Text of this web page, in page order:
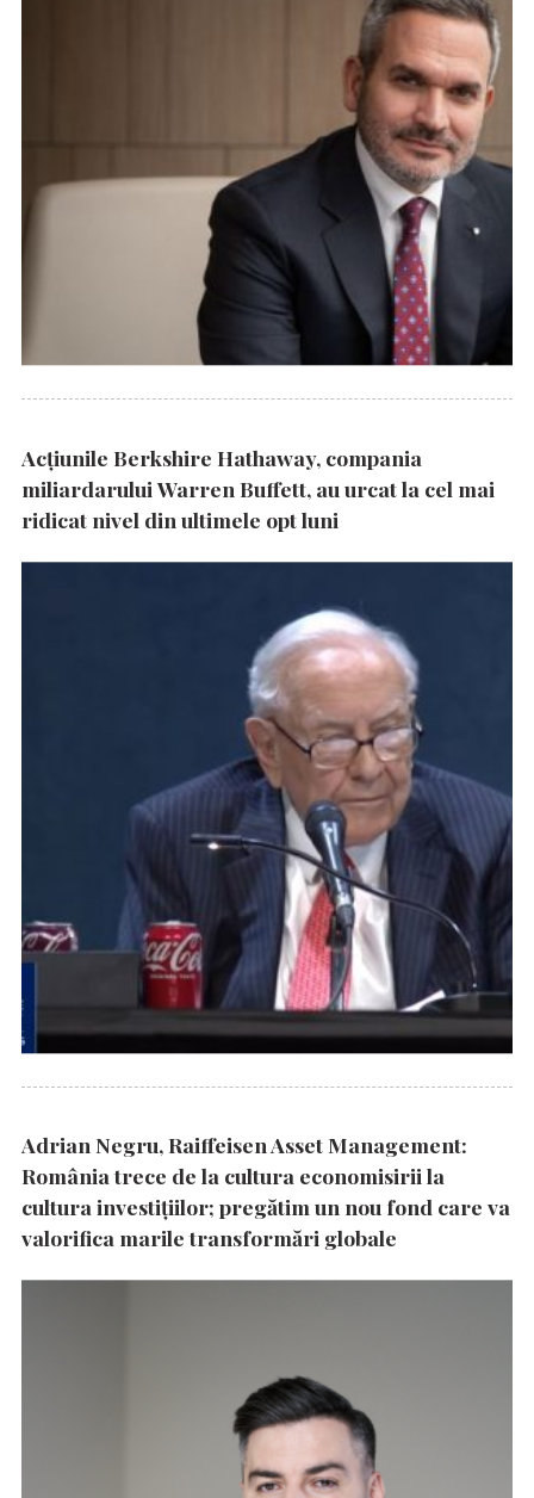
Acțiunile Berkshire Hathaway, compania
miliardarului Warren Buffett, au urcat la cel mai
ridicat nivel din ultimele opt luni
Adrian Negru, Raiffeisen Asset Management:
România trece de la cultura economisirii la
cultura investițiilor; pregătim un nou fond care va
valorifica marile transformări globale